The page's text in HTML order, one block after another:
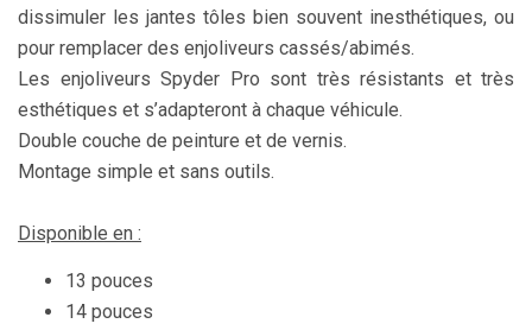
dissimuler les jantes tôles bien souvent inesthétiques, ou
pour remplacer des enjoliveurs cassés/abimés.
Les enjoliveurs Spyder Pro sont très résistants et très
esthétiques et s’adapteront à chaque véhicule.
Double couche de peinture et de vernis.
Montage simple et sans outils.
Disponible en :
13 pouces
14 pouces